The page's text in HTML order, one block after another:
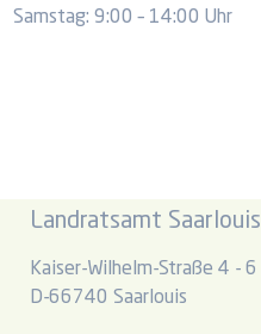
Samstag: 9:00 – 14:00 Uhr
Landratsamt Saarlouis
Kaiser-Wilhelm-Straße 4 - 6
D-66740 Saarlouis